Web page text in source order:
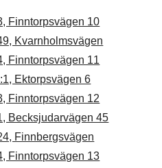
Finntorpsvägen 10
Kvarnholmsvägen
Finntorpsvägen 11
Ektorpsvägen 6
Finntorpsvägen 12
Becksjudarvägen 45
Finnbergsvägen
Finntorpsvägen 13